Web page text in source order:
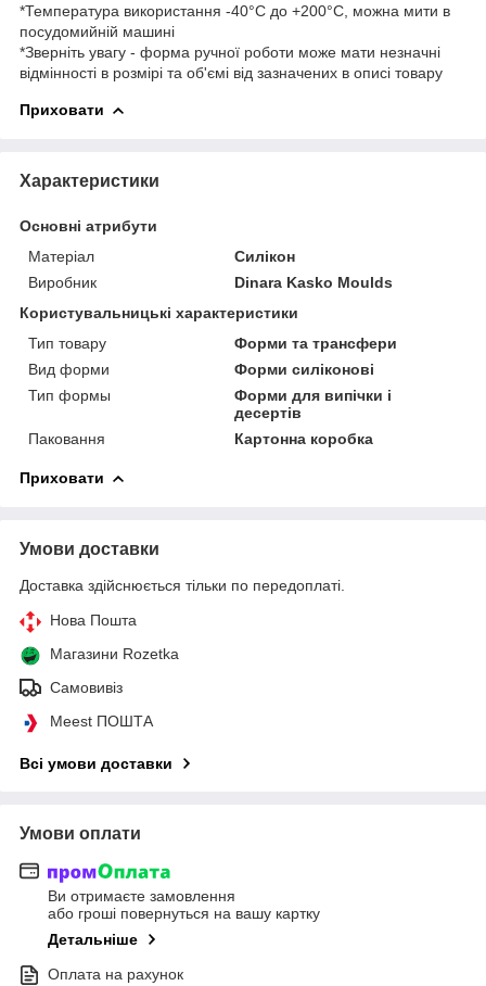
*Температура використання -40°C до +200°C, можна мити в
посудомийній машині
*Зверніть увагу - форма ручної роботи може мати незначні
відмінності в розмірі та об'ємі від зазначених в описі товару
Приховати
Характеристики
Основні атрибути
Матеріал
Силікон
Виробник
Dinara Kasko Мoulds
Користувальницькі характеристики
Тип товару
Форми та трансфери
Вид форми
Форми силіконові
Тип формы
Форми для випічки і
десертів
Паковання
Картонна коробка
Приховати
Умови доставки
Доставка здійснюється тільки по передоплаті.
Нова Пошта
Магазини Rozetka
Самовивіз
Meest ПОШТА
Всі умови доставки
Умови оплати
Ви отримаєте замовлення
або гроші повернуться на вашу картку
Детальніше
Оплата на рахунок